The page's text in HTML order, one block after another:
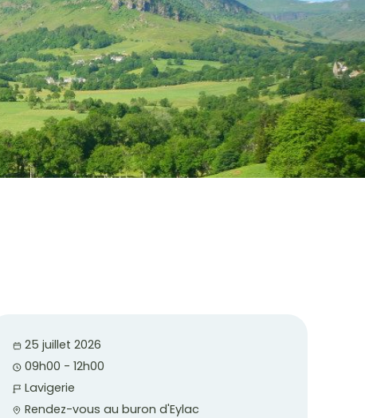
25 juillet 2026
09h00 - 12h00
Lavigerie
Rendez-vous au buron d'Eylac